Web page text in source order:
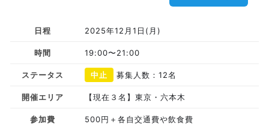
日程 2025年12月1日(月)
時間 19:00〜21:00
ステータス 中止 募集人数：12名
開催エリア 【現在３名】東京・六本木
参加費 500円＋各自交通費や飲食費